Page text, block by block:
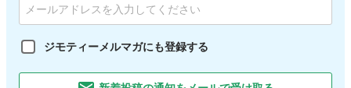
ジモティーメルマガにも登録する